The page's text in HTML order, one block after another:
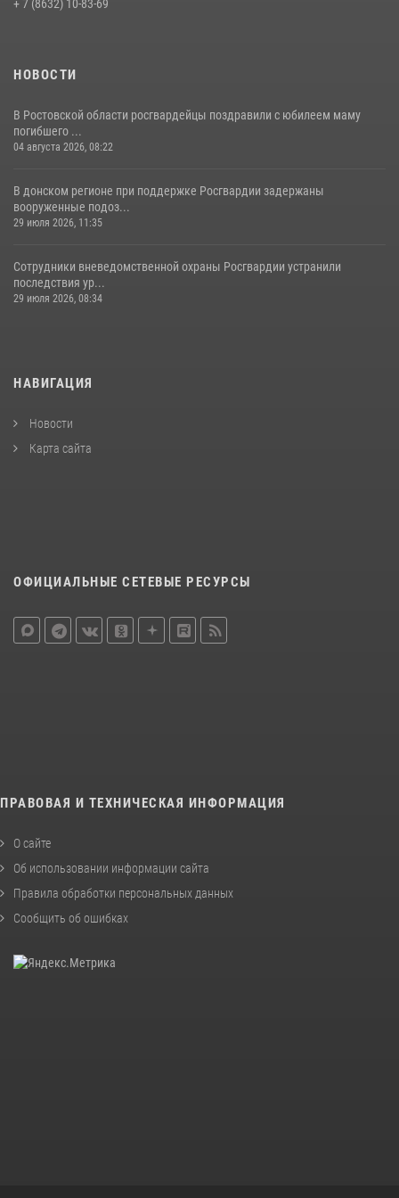
09 июля 2026, 13:58
+ 7 (8632) 10-83-69
НОВОСТИ
В Ростовской области росгвардейцы поздравили с юбилеем маму
погибшего ...
04 августа 2026, 08:22
В донском регионе при поддержке Росгвардии задержаны
вооруженные подоз...
29 июля 2026, 11:35
Сотрудники вневедомственной охраны Росгвардии устранили
последствия ур...
29 июля 2026, 08:34
НАВИГАЦИЯ
Новости
Карта сайта
ОФИЦИАЛЬНЫЕ СЕТЕВЫЕ РЕСУРСЫ
ПРАВОВАЯ И ТЕХНИЧЕСКАЯ ИНФОРМАЦИЯ
О сайте
Об использовании информации сайта
Правила обработки персональных данных
Сообщить об ошибках